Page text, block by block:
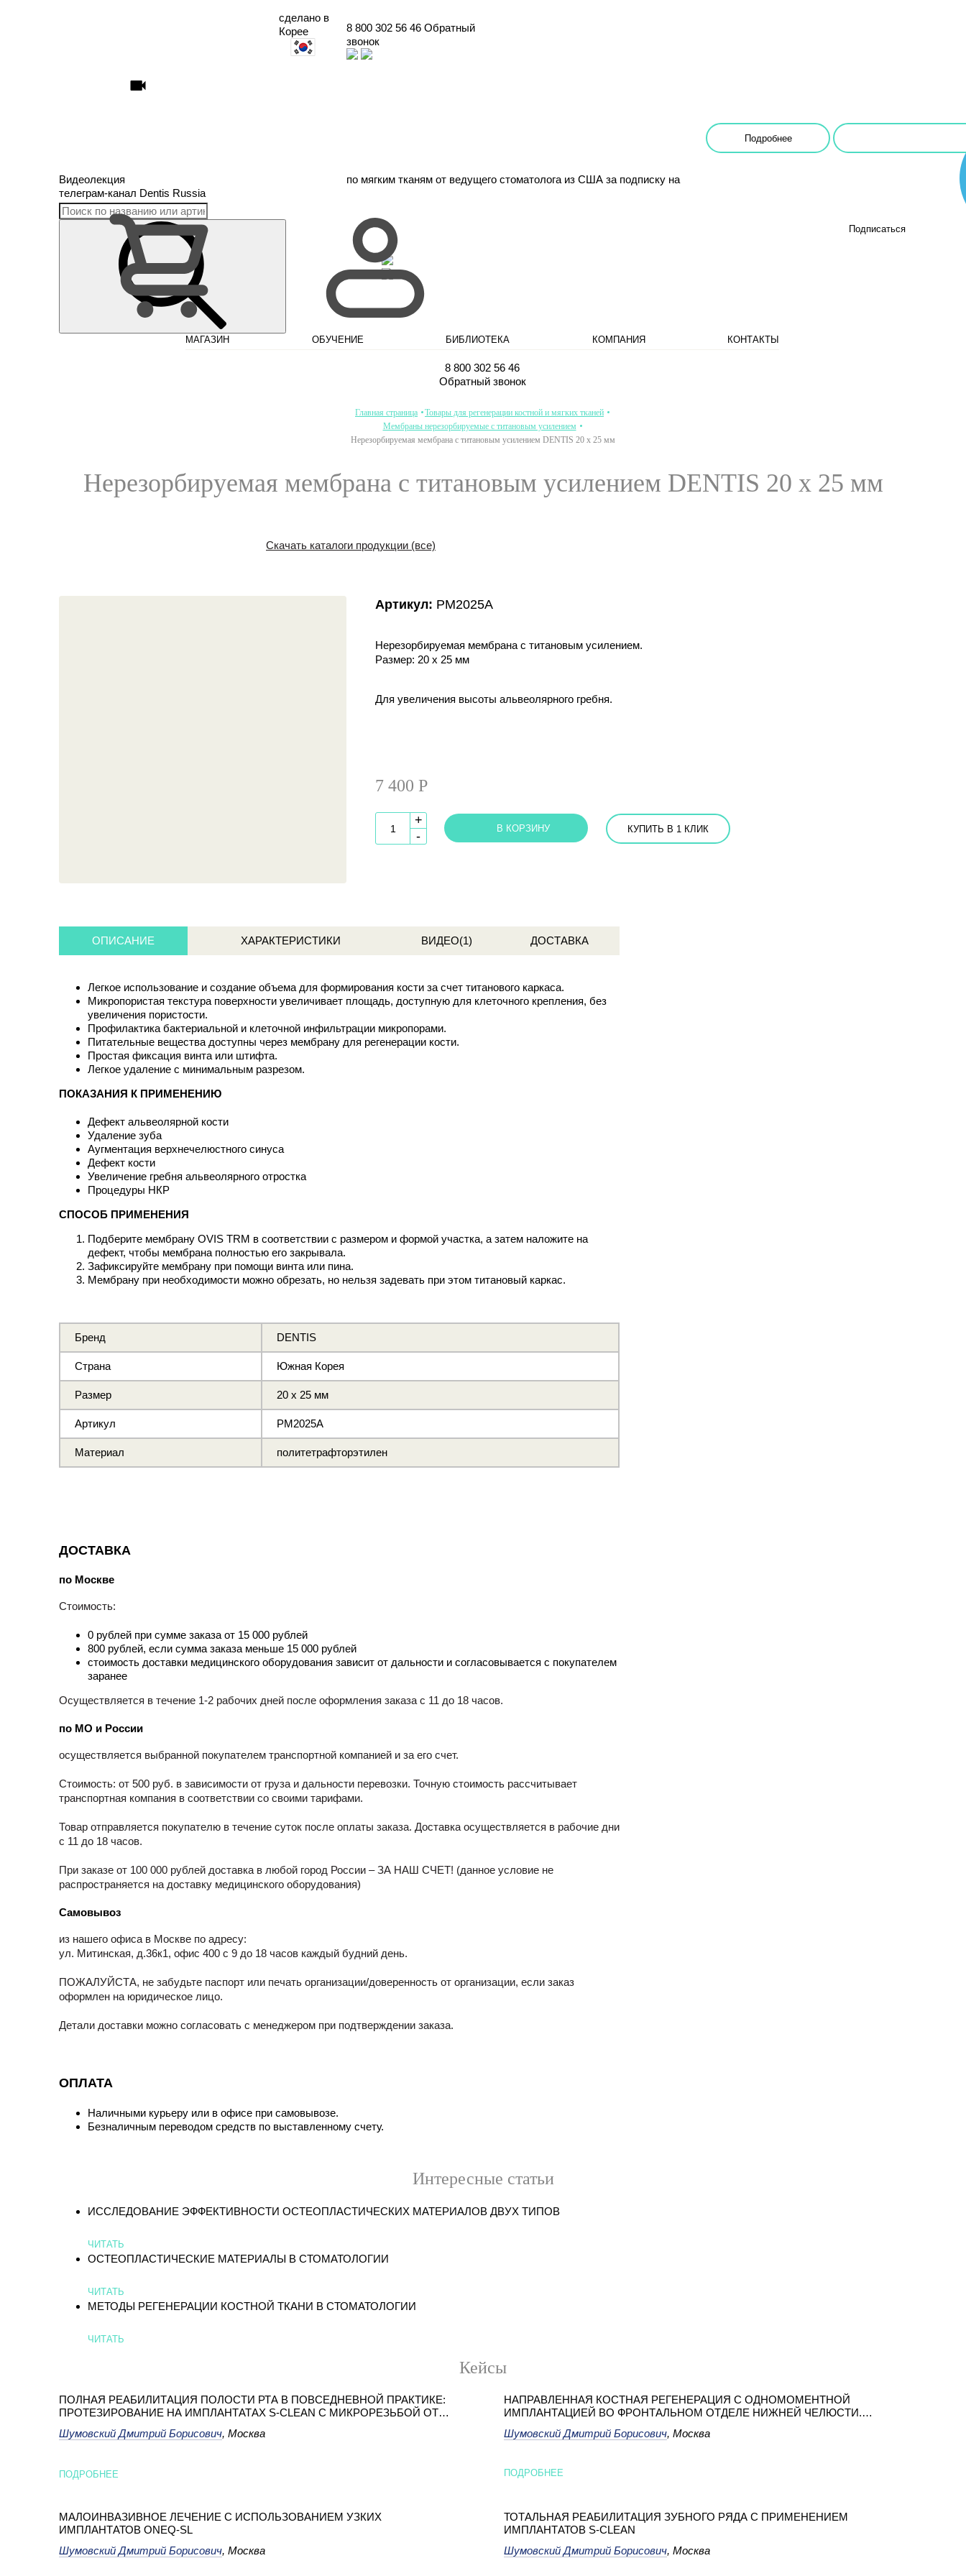
сделано в
Корее
8 800 302 56 46 Обратный
звонок
Видеолекция по мягким тканям от ведущего стоматолога из США за подписку на
телеграм-канал Dentis Russia
Подробнее
Подписаться
МАГАЗИН ОБУЧЕНИЕ БИБЛИОТЕКА КОМПАНИЯ КОНТАКТЫ
8 800 302 56 46
Обратный звонок
Главная страница
Товары для регенерации костной и мягких тканей
Мембраны нерезорбируемые с титановым усилением
Нерезорбируемая мембрана с титановым усилением DENTIS 20 x 25 мм
Нерезорбируемая мембрана с титановым усилением DENTIS 20 x 25 мм
Скачать каталоги продукции (все)
Артикул: PM2025A
Нерезорбируемая мембрана с титановым усилением.
Размер: 20 х 25 мм
Для увеличения высоты альвеолярного гребня.
7 400 Р
-
+
В КОРЗИНУ КУПИТЬ В 1 КЛИК
ОПИСАНИЕ ХАРАКТЕРИСТИКИ ВИДЕО(1) ДОСТАВКА
Легкое использование и создание объема для формирования кости за счет титанового каркаса.
Микропористая текстура поверхности увеличивает площадь, доступную для клеточного крепления, без
увеличения пористости.
Профилактика бактериальной и клеточной инфильтрации микропорами.
Питательные вещества доступны через мембрану для регенерации кости.
Простая фиксация винта или штифта.
Легкое удаление с минимальным разрезом.
ПОКАЗАНИЯ К ПРИМЕНЕНИЮ
Дефект альвеолярной кости
Удаление зуба
Аугментация верхнечелюстного синуса
Дефект кости
Увеличение гребня альвеолярного отростка
Процедуры НКР
СПОСОБ ПРИМЕНЕНИЯ
Подберите мембрану OVIS TRM в соответствии с размером и формой участка, а затем наложите на
дефект, чтобы мембрана полностью его закрывала.
Зафиксируйте мембрану при помощи винта или пина.
Мембрану при необходимости можно обрезать, но нельзя задевать при этом титановый каркас.
Бренд DENTIS
Страна Южная Корея
Размер 20 x 25 мм
Артикул PM2025A
Материал политетрафторэтилен
ДОСТАВКА
по Москве
Стоимость:
0 рублей при сумме заказа от 15 000 рублей
800 рублей, если сумма заказа меньше 15 000 рублей
стоимость доставки медицинского оборудования зависит от дальности и согласовывается с покупателем
заранее
Осуществляется в течение 1-2 рабочих дней после оформления заказа с 11 до 18 часов.
по МО и России
осуществляется выбранной покупателем транспортной компанией и за его счет.
Стоимость: от 500 руб. в зависимости от груза и дальности перевозки. Точную стоимость рассчитывает
транспортная компания в соответствии со своими тарифами.
Товар отправляется покупателю в течение суток после оплаты заказа. Доставка осуществляется в рабочие дни
с 11 до 18 часов.
При заказе от 100 000 рублей доставка в любой город России – ЗА НАШ СЧЕТ! (данное условие не
распространяется на доставку медицинского оборудования)
Самовывоз
из нашего офиса в Москве по адресу:
ул. Митинская, д.36к1, офис 400 с 9 до 18 часов каждый будний день.
ПОЖАЛУЙСТА, не забудьте паспорт или печать организации/доверенность от организации, если заказ
оформлен на юридическое лицо.
Детали доставки можно согласовать с менеджером при подтверждении заказа.
ОПЛАТА
Наличными курьеру или в офисе при самовывозе.
Безналичным переводом средств по выставленному счету.
Интересные статьи
ИССЛЕДОВАНИЕ ЭФФЕКТИВНОСТИ ОСТЕОПЛАСТИЧЕСКИХ МАТЕРИАЛОВ ДВУХ ТИПОВ
ЧИТАТЬ
ОСТЕОПЛАСТИЧЕСКИЕ МАТЕРИАЛЫ В СТОМАТОЛОГИИ
ЧИТАТЬ
МЕТОДЫ РЕГЕНЕРАЦИИ КОСТНОЙ ТКАНИ В СТОМАТОЛОГИИ
ЧИТАТЬ
Кейсы
ПОЛНАЯ РЕАБИЛИТАЦИЯ ПОЛОСТИ РТА В ПОВСЕДНЕВНОЙ ПРАКТИКЕ:
ПРОТЕЗИРОВАНИЕ НА ИМПЛАНТАТАХ S-CLEAN С МИКРОРЕЗЬБОЙ ОТ
Шумовский Дмитрий Борисович, Москва
ПОДРОБНЕЕ
НАПРАВЛЕННАЯ КОСТНАЯ РЕГЕНЕРАЦИЯ С ОДНОМОМЕНТНОЙ
ИМПЛАНТАЦИЕЙ ВО ФРОНТАЛЬНОМ ОТДЕЛЕ НИЖНЕЙ ЧЕЛЮСТИ.
Шумовский Дмитрий Борисович, Москва
ПОДРОБНЕЕ
МАЛОИНВАЗИВНОЕ ЛЕЧЕНИЕ С ИСПОЛЬЗОВАНИЕМ УЗКИХ
ИМПЛАНТАТОВ ONEQ-SL
Шумовский Дмитрий Борисович, Москва
ТОТАЛЬНАЯ РЕАБИЛИТАЦИЯ ЗУБНОГО РЯДА C ПРИМЕНЕНИЕМ
ИМПЛАНТАТОВ S-CLEAN
Шумовский Дмитрий Борисович, Москва